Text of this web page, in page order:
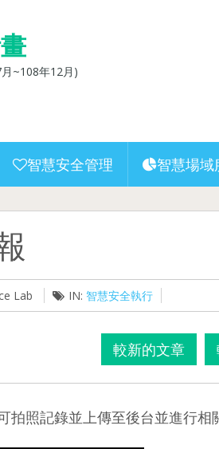
~108年12月)
智慧安全管理 智慧場域
Lab IN: 智慧安全執行
較新的文章
照記錄並上傳至後台並進行相